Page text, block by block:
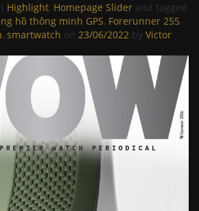
Highlight, Homepage Slider and tagged
hồ thông minh GPS, Forerunner 255,
, smartwatch on 23/06/2022 by Victor